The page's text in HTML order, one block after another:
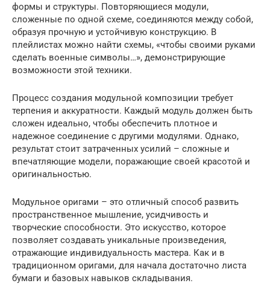
формы и структуры. Повторяющиеся модули,
сложенные по одной схеме, соединяются между собой,
образуя прочную и устойчивую конструкцию. В
плейлистах можно найти схемы, «чтобы своими руками
сделать военные символы…», демонстрирующие
возможности этой техники.
Процесс создания модульной композиции требует
терпения и аккуратности. Каждый модуль должен быть
сложен идеально, чтобы обеспечить плотное и
надежное соединение с другими модулями. Однако,
результат стоит затраченных усилий – сложные и
впечатляющие модели, поражающие своей красотой и
оригинальностью.
Модульное оригами – это отличный способ развить
пространственное мышление, усидчивость и
творческие способности. Это искусство, которое
позволяет создавать уникальные произведения,
отражающие индивидуальность мастера. Как и в
традиционном оригами, для начала достаточно листа
бумаги и базовых навыков складывания.